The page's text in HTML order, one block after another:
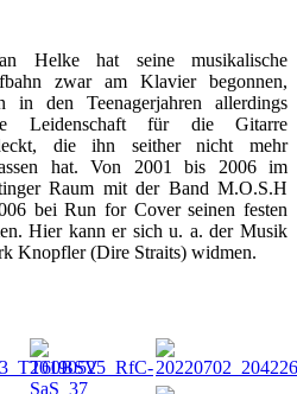
Helke hat seine musikalische
zwar am Klavier begonnen,
in den Teenagerjahren allerdings
Leidenschaft für die Gitarre
die ihn seither nicht mehr
hat. Von 2001 bis 2006 im
Raum mit der Band M.O.S.H
bei Run for Cover seinen festen
Hier kann er sich u. a. der Musik
Knopfler (Dire Straits) widmen.